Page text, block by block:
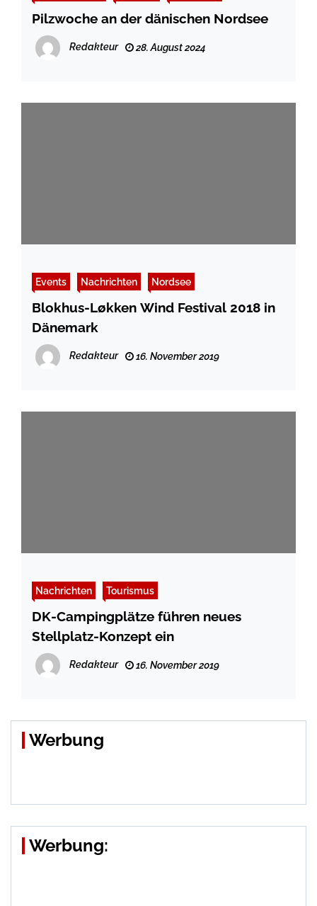
Pilzwoche an der dänischen Nordsee
Redakteur 28. August 2024
Events Nachrichten Nordsee
Blokhus-Løkken Wind Festival 2018 in
Dänemark
Redakteur 16. November 2019
Nachrichten Tourismus
DK-Campingplätze führen neues
Stellplatz-Konzept ein
Redakteur 16. November 2019
Werbung
Werbung: